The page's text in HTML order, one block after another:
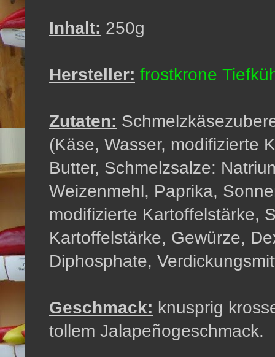
Inhalt: 250g
Hersteller: frostkrone
Zutaten:
(Käse, Wasser, modifizierte
Butter, Schmelzsalze:
Weizenmehl, Paprika,
modifizierte Kartoffelstärke,
Kartoffelstärke, Gewürze,
Diphosphate,
Geschmack: knusprig
tollem Jalapeñogeschmack.